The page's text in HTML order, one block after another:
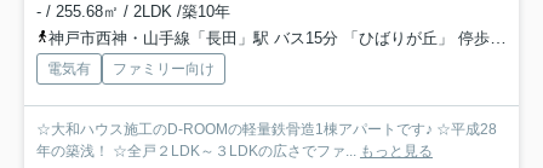
- / 255.68㎡ / 2LDK /築10年
神戸市西神・山手線「長田」駅 バス15分 「ひばりが丘」 停歩5分
電気有 ファミリー向け
☆大和ハウス施工のD-ROOMの軽量鉄骨造1棟アパートです♪ ☆平成28
年の築浅！ ☆全戸２LDK～３LDKの広さでファ...
もっと見る